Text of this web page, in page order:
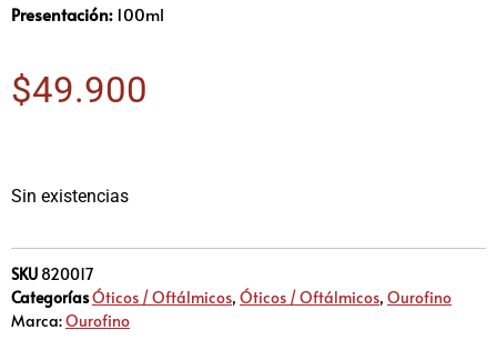
Presentación: 100ml
$49.900
Sin existencias
SKU 820017
CategoríasÓticos / Oftálmicos, Óticos / Oftálmicos, Ourofino
Marca:Ourofino